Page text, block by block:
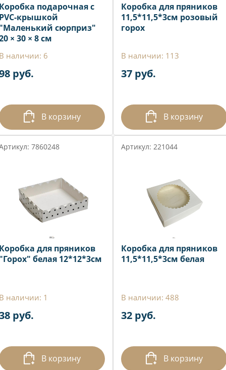
подарочная с
крышкой
сюрприз"
× 30 × 8 см
наличии: 6
руб.
В корзину
Коробка для пряников
11,5*11,5*3см розовый
горох
В наличии: 113
37 руб.
В корзину
7860248
для пряников
белая 12*12*3см
наличии: 1
руб.
В корзину
Артикул: 221044
Коробка для пряников
11,5*11,5*3см белая
В наличии: 488
32 руб.
В корзину